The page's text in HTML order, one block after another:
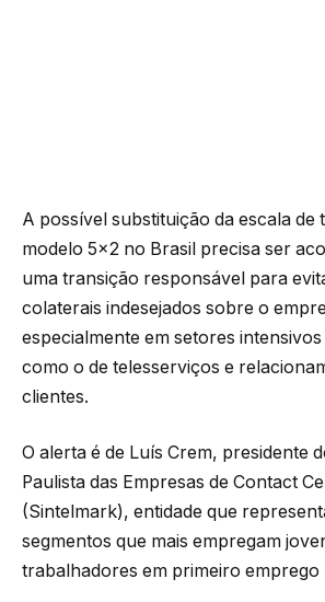
A possível substituição da escala de
modelo 5×2 no Brasil precisa ser
uma transição responsável para
colaterais indesejados sobre o
especialmente em setores
como o de telesserviços e
clientes.
O alerta é de Luís Crem, presidente
Paulista das Empresas de Contact
(Sintelmark), entidade que
segmentos que mais empregam
trabalhadores em primeiro emprego